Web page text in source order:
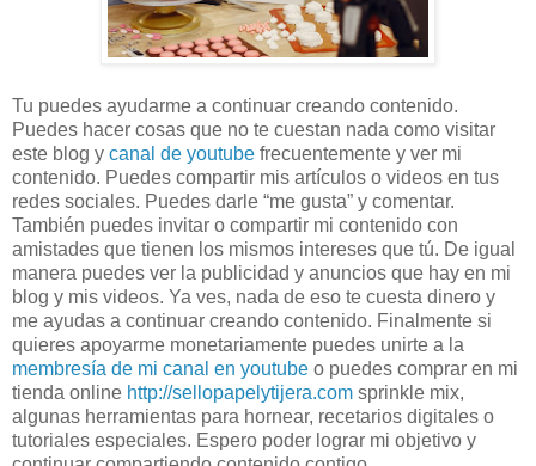
Tu puedes ayudarme a continuar creando contenido.
Puedes hacer cosas que no te cuestan nada como visitar
este blog y canal de youtube frecuentemente y ver mi
contenido. Puedes compartir mis artículos o videos en tus
redes sociales. Puedes darle “me gusta” y comentar.
También puedes invitar o compartir mi contenido con
amistades que tienen los mismos intereses que tú. De igual
manera puedes ver la publicidad y anuncios que hay en mi
blog y mis videos. Ya ves, nada de eso te cuesta dinero y
me ayudas a continuar creando contenido. Finalmente si
quieres apoyarme monetariamente puedes unirte a la
membresía de mi canal en youtube o puedes comprar en mi
tienda online http://sellopapelytijera.com sprinkle mix,
algunas herramientas para hornear, recetarios digitales o
tutoriales especiales. Espero poder lograr mi objetivo y